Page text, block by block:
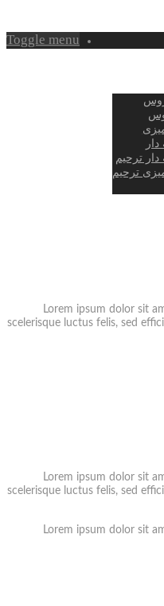
Toggle menu
دار ترحیم
ترحیم
Lorem ipsum dolor sit
scelerisque luctus felis, sed
Lorem ipsum dolor sit
scelerisque luctus felis, sed
Lorem ipsum dolor sit